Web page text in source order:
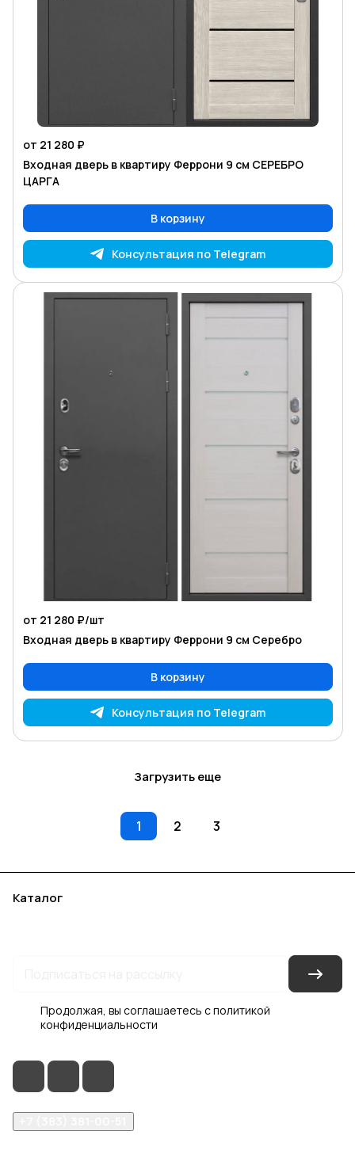
от 21 280 ₽
Входная дверь в квартиру Феррони 9 см СЕРЕБРО
ЦАРГА
В корзину
Консультация по Telegram
от 21 280 ₽/шт
Входная дверь в квартиру Феррони 9 см Серебро
В корзину
Консультация по Telegram
Загрузить еще
1 2 3
Каталог
Продолжая, вы соглашаетесь сполитикой
конфиденциальности